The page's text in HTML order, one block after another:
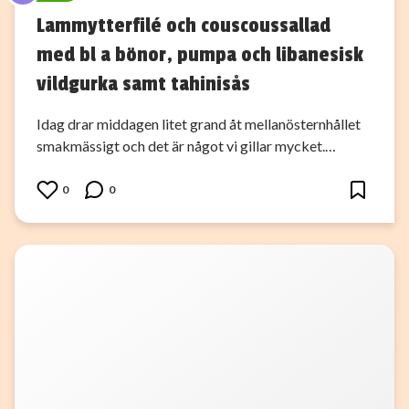
Lammytterfilé och couscoussallad
med bl a bönor, pumpa och libanesisk
vildgurka samt tahinisås
Idag drar middagen litet grand åt mellanösternhållet
smakmässigt och det är något vi gillar mycket.…
0 0